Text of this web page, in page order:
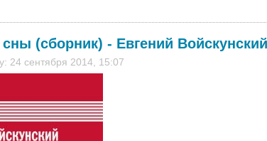
(сборник) - Евгений Войскунский
24 сентября 2014, 15:07